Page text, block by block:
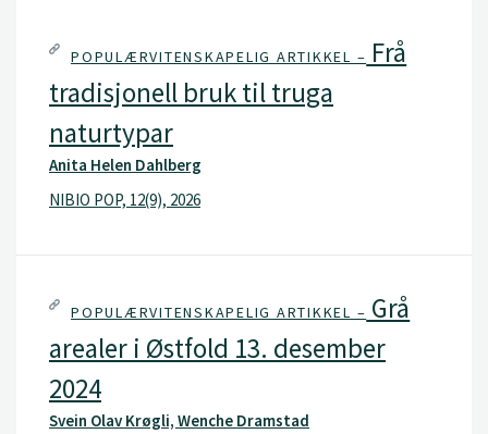
POPULÆRVITENSKAPELIG ARTIKKEL – Frå
tradisjonell bruk til truga
naturtypar
Anita Helen Dahlberg
NIBIO POP, 12(9), 2026
POPULÆRVITENSKAPELIG ARTIKKEL – Grå
arealer i Østfold 13. desember
2024
Svein Olav Krøgli, Wenche Dramstad